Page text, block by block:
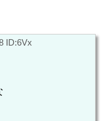
ID:6Vx